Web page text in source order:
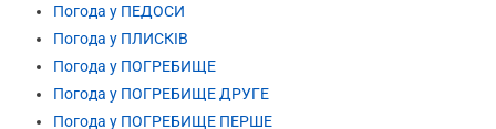
Погода у ПЕДОСИ
Погода у ПЛИСКІВ
Погода у ПОГРЕБИЩЕ
Погода у ПОГРЕБИЩЕ ДРУГЕ
Погода у ПОГРЕБИЩЕ ПЕРШЕ